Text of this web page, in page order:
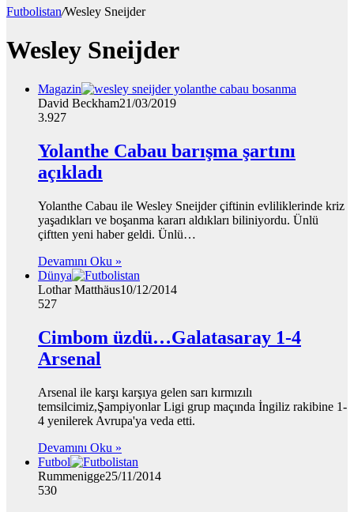
Futbolistan/Wesley Sneijder
Wesley Sneijder
Magazin
David Beckham21/03/2019
3.927
Yolanthe Cabau barışma şartını
açıkladı
Yolanthe Cabau ile Wesley Sneijder çiftinin evliliklerinde kriz
yaşadıkları ve boşanma kararı aldıkları biliniyordu. Ünlü
çiftten yeni haber geldi. Ünlü…
Devamını Oku »
Dünya
Lothar Matthäus10/12/2014
527
Cimbom üzdü…Galatasaray 1-4
Arsenal
Arsenal ile karşı karşıya gelen sarı kırmızılı
temsilcimiz,Şampiyonlar Ligi grup maçında İngiliz rakibine 1-
4 yenilerek Avrupa'ya veda etti.
Devamını Oku »
Futbol
Rummenigge25/11/2014
530